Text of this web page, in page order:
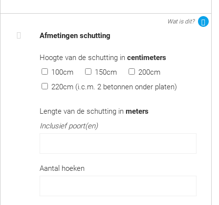
Wat is dit?
Afmetingen schutting
Hoogte van de schutting in centimeters
100cm
150cm
200cm
220cm (i.c.m. 2 betonnen onder platen)
Lengte van de schutting in meters
Inclusief poort(en)
Aantal hoeken